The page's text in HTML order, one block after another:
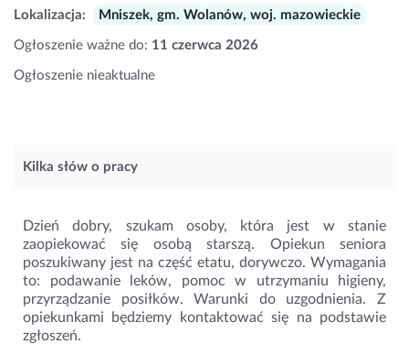
Lokalizacja: Mniszek, gm. Wolanów, woj. mazowieckie
Ogłoszenie ważne do: 11 czerwca 2026
Ogłoszenie nieaktualne
Kilka słów o pracy
Dzień dobry, szukam osoby, która jest w stanie
zaopiekować się osobą starszą. Opiekun seniora
poszukiwany jest na część etatu, dorywczo. Wymagania
to: podawanie leków, pomoc w utrzymaniu higieny,
przyrządzanie posiłków. Warunki do uzgodnienia. Z
opiekunkami będziemy kontaktować się na podstawie
zgłoszeń.